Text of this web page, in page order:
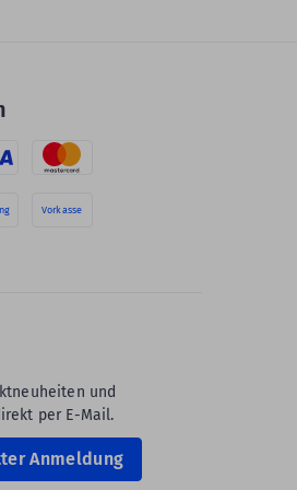
Vorkasse
und
per E-Mail.
Anmeldung